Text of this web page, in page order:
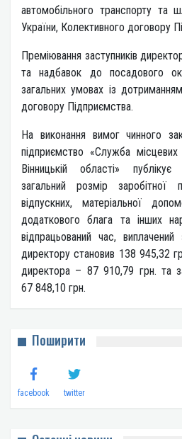
автомобільного транспорту та
України, Колективного договору
Преміювання заступників
та надбавок до посадового
загальних умовах із
договору Підприємства.
На виконання вимог чинного
підприємство «Служба
Вінницькій області»
загальний розмір заробітної
відпускних, матеріальної
додаткового блага та інших
відпрацьований час,
директору становив 138 945,32
директора – 87 910,79 грн. та
67 848,10 грн.
Поширити
facebook twitter